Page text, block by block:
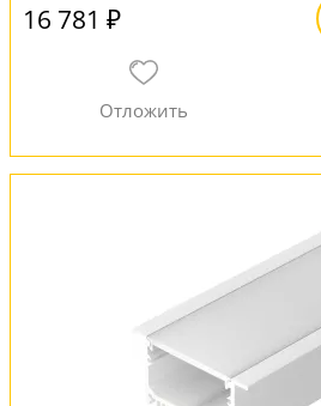
16 781 ₽